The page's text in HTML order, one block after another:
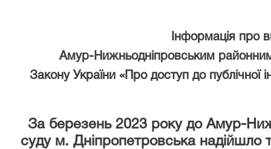
Інформація про
Амур-Нижньодніпровським
Закону України «Про доступ до публічної
За березень 2023 року до Амур-
суду м. Дніпропетровська надійшло